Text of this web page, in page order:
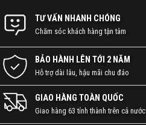
TƯ VẤN NHANH CHÓNG
Chăm sóc khách hàng tận tâm
BẢO HÀNH LÊN TỚI 2 NĂM
Hỗ trợ dài lâu, hậu mãi chu đáo
GIAO HÀNG TOÀN QUỐC
Giao hàng 63 tỉnh thành trên cả nước